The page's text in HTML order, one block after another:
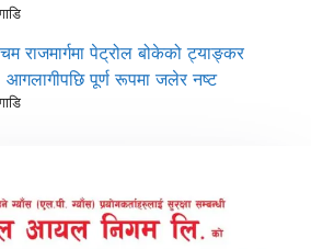
राजमार्गमा पेट्रोल बोकेको ट्याङ्कर
आगलागीपछि पूर्ण रूपमा जलेर नष्ट